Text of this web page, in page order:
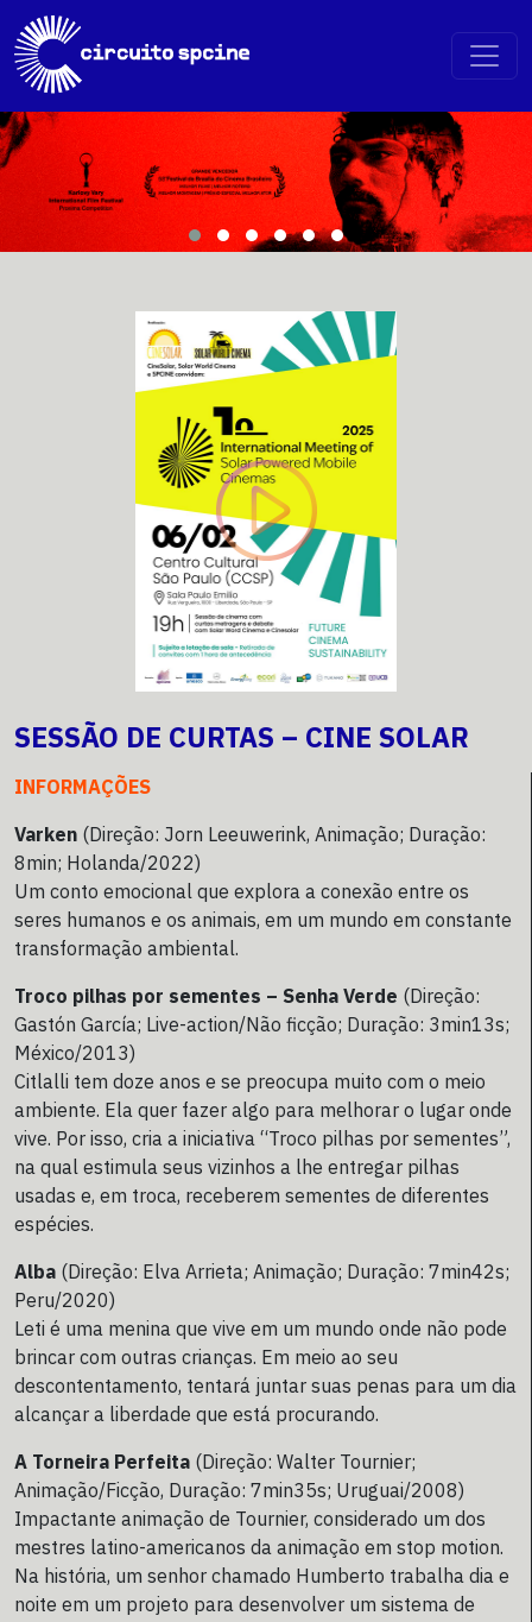
SESSÃO DE CURTAS – CINE SOLAR
INFORMAÇÕES
Varken (Direção: Jorn Leeuwerink, Animação; Duração:
8min; Holanda/2022)
Um conto emocional que explora a conexão entre os
seres humanos e os animais, em um mundo em constante
transformação ambiental.
Troco pilhas por sementes – Senha Verde (Direção:
Gastón García; Live-action/Não ficção; Duração: 3min13s;
México/2013)
Citlalli tem doze anos e se preocupa muito com o meio
ambiente. Ela quer fazer algo para melhorar o lugar onde
vive. Por isso, cria a iniciativa “Troco pilhas por sementes”,
na qual estimula seus vizinhos a lhe entregar pilhas
usadas e, em troca, receberem sementes de diferentes
espécies.
Alba (Direção: Elva Arrieta; Animação; Duração: 7min42s;
Peru/2020)
Leti é uma menina que vive em um mundo onde não pode
brincar com outras crianças. Em meio ao seu
descontentamento, tentará juntar suas penas para um dia
alcançar a liberdade que está procurando.
A Torneira Perfeita (Direção: Walter Tournier;
Animação/Ficção, Duração: 7min35s; Uruguai/2008)
Impactante animação de Tournier, considerado um dos
mestres latino-americanos da animação em stop motion.
Na história, um senhor chamado Humberto trabalha dia e
noite em um projeto para desenvolver um sistema de